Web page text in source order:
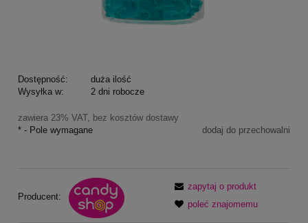
Dostępność:
duża ilość
Wysyłka w:
2 dni robocze
zawiera 23% VAT, bez kosztów dostawy
dodaj do przechowalni
* - Pole wymagane
Producent:
zapytaj o produkt
poleć znajomemu